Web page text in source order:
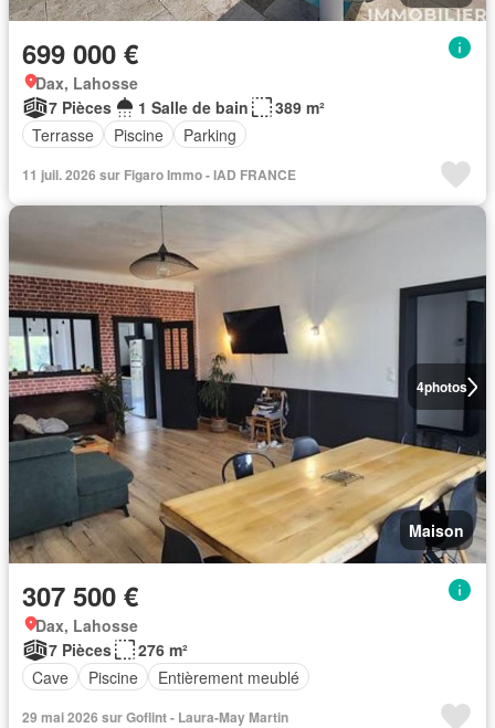
699 000 €
Dax, Lahosse
7 Pièces
1 Salle de bain
389 m²
Terrasse
Piscine Parking
11 juil. 2026 sur Figaro Immo - IAD FRANCE
4photos
Maison
307 500 €
Dax, Lahosse
7 Pièces
276 m²
Cave
Piscine Entièrement meublé
29 mai 2026 sur Goflint - Laura-May Martin